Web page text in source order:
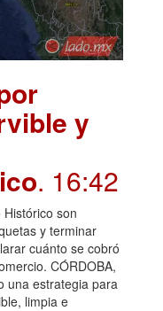
y
. 16:42
son
y terminar
cuánto se cobró
CÓRDOBA,
una estrategia para
limpia e